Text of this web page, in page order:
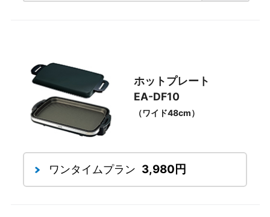
ホットプレート
EA-DF10
（ワイド48cm）
ワンタイムプラン 3,980円